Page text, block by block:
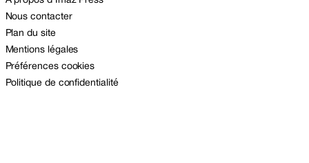
Nous contacter
Plan du site
Mentions légales
Préférences cookies
Politique de confidentialité